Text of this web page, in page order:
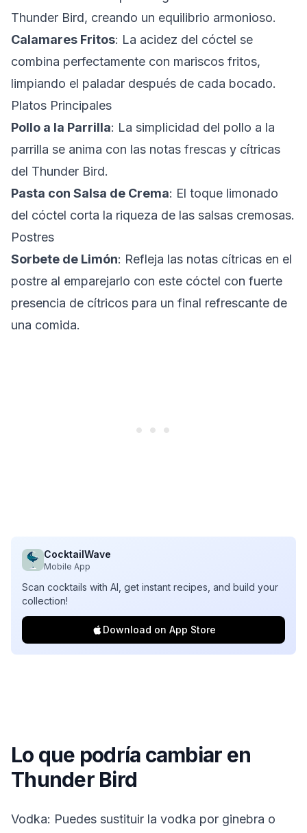
Thunder Bird, creando un equilibrio armonioso.
Calamares Fritos: La acidez del cóctel se
combina perfectamente con mariscos fritos,
limpiando el paladar después de cada bocado.
Platos Principales
Pollo a la Parrilla: La simplicidad del pollo a la
parrilla se anima con las notas frescas y cítricas
del Thunder Bird.
Pasta con Salsa de Crema: El toque limonado
del cóctel corta la riqueza de las salsas cremosas.
Postres
Sorbete de Limón: Refleja las notas cítricas en el
postre al emparejarlo con este cóctel con fuerte
presencia de cítricos para un final refrescante de
una comida.
CocktailWave
Mobile App
Scan cocktails with AI, get instant recipes, and build your
collection!
Download on App Store
Lo que podría cambiar en
Thunder Bird
Vodka: Puedes sustituir la vodka por ginebra o